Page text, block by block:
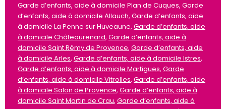
Garde d’enfants, aide à domicile Plan de Cuques, Garde
d’enfants, aide à domicile Allauch, Garde d’enfants, aide
à domicile La Penne sur Huveaune, Garde d’enfants, aide
à domicile Châteaurenard, Garde d’enfants, aide à
domicile Saint Rémy de Provence, Garde d’enfants, aide
à domicile Arles, Garde d’enfants, aide à domicile Istres,
Garde d’enfants, aide à domicile Martigues, Garde
d’enfants, aide à domicile Vitrolles, Garde d’enfants, aide
à domicile Salon de Provence, Garde d’enfants, aide à
domicile Saint Martin de Crau, Garde d’enfants, aide à